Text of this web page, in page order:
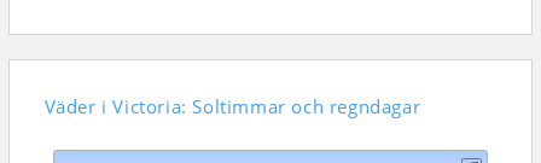
Väder i Victoria: Soltimmar och regndagar